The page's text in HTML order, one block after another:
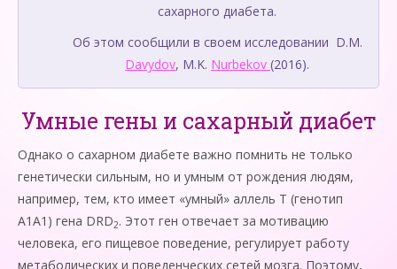
сахарного диабета.
Об этом сообщили в своем исследовании D.M.
Davydov, M.K. Nurbekov (2016).
Умные гены и сахарный диабет
Однако о сахарном диабете важно помнить не только
генетически сильным, но и умным от рождения людям,
например, тем, кто имеет «умный» аллель Т (генотип
A1A1) гена DRD2. Этот ген отвечает за мотивацию
человека, его пищевое поведение, регулирует работу
метаболических и поведенческих сетей мозга. Поэтому,